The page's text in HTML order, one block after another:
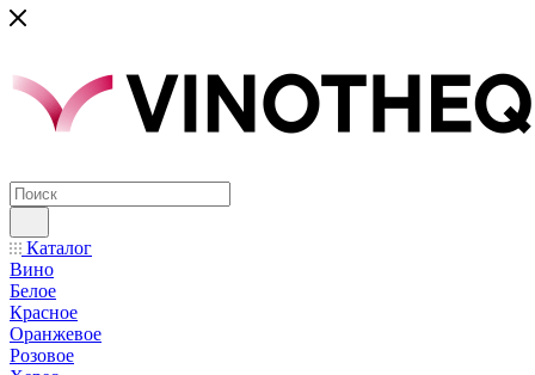
Каталог
Вино
Белое
Красное
Оранжевое
Розовое